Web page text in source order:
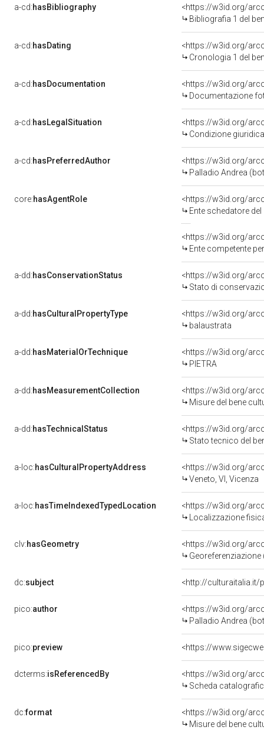
a-cd:hasBibliography
<https://w3id.org/
Bibliografia 1 del
a-cd:hasDating
<https://w3id.org/
Cronologia 1 del
a-cd:hasDocumentation
Documentazione
a-cd:hasLegalSituation
Condizione
a-cd:hasPreferredAuthor
<https://w3id.org/
Palladio Andrea
core:hasAgentRole
<https://w3id.org/
Ente schedatore
<https://w3id.org/
Ente competente per tutela
a-dd:hasConservationStatus
<https://w3id.org/
Stato di
a-dd:hasCulturalPropertyType
<https://w3id.org/
balaustrata
a-dd:hasMaterialOrTechnique
<https://w3id.org/
PIETRA
a-dd:hasMeasurementCollection
<https://w3id.org/
Misure del bene
a-dd:hasTechnicalStatus
<https://w3id.org/
Stato tecnico del
a-loc:hasCulturalPropertyAddress
<https://w3id.org/
Veneto, VI, Vicenza
a-loc:hasTimeIndexedTypedLocation
<https://w3id.org/
Localizzazione
clv:hasGeometry
<https://w3id.org/
Georeferenziazione
dc:subject <http://culturaitalia.it/
pico:author
<https://w3id.org/
Palladio Andrea
pico:preview
dcterms:isReferencedBy
<https://w3id.org/
Scheda
dc:format
<https://w3id.org/
Misure del bene